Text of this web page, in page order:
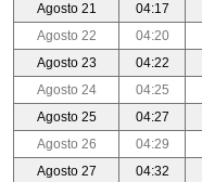
Agosto 21
04:17
Agosto 22
04:20
Agosto 23
04:22
Agosto 24
04:25
Agosto 25
04:27
Agosto 26
04:29
Agosto 27
04:32